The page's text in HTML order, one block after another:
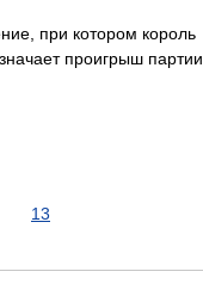
при котором король
проигрыш партии.
13